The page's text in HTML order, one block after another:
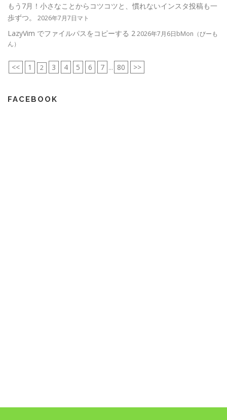
もう7月！小さなことからコツコツと、慣れないインスタ投稿も一
歩ずつ。
2026年7月7日マト
LazyVim でファイルパスをコピーする 2 2026年7月6日bMon（びーも
ん）
<< 1 2 3 4 5 6 7 ... 80 >>
FACEBOOK